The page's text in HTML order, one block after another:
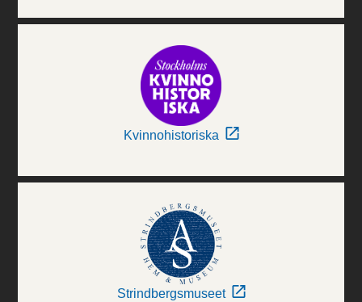
Kvinnohistoriska
Strindbergsmuseet